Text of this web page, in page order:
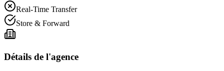
Real-Time Transfer
Store & Forward
Détails de l'agence